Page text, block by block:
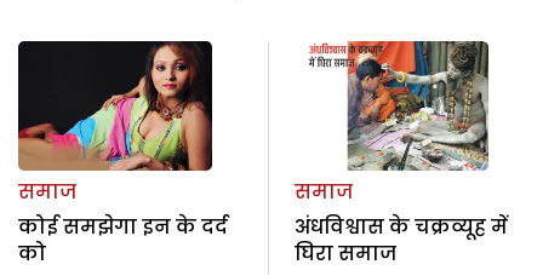
समाज
कोई समझेगा इन के दर्द
को
समाज
अंधविश्वास के चक्रव्यूह में
घिरा समाज